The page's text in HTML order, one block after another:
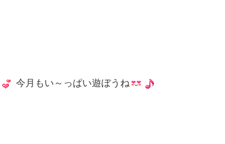
今月もい～っぱい遊ぼうね